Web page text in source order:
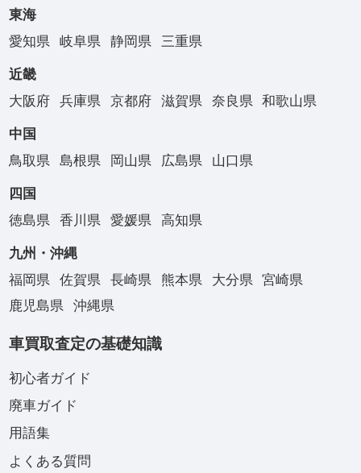
東海
愛知県
岐阜県 静岡県 三重県
近畿
大阪府
兵庫県 京都府 滋賀県 奈良県 和歌山県
中国
鳥取県
島根県 岡山県 広島県 山口県
四国
徳島県
香川県 愛媛県 高知県
九州・沖縄
福岡県
佐賀県 長崎県 熊本県 大分県
宮崎県
鹿児島県
沖縄県
車買取査定の基礎知識
初心者ガイド
廃車ガイド
用語集
よくある質問